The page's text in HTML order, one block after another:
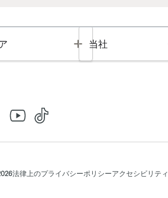
Toggle
当社
法律上のプライバシーポリシーアクセシビリティ